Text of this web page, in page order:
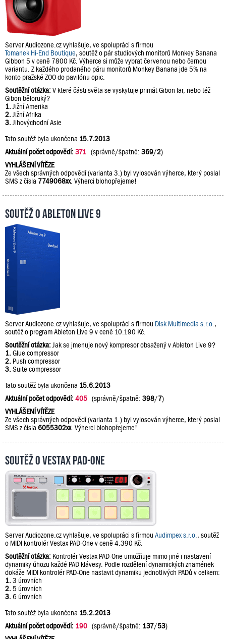
Server Audiozone.cz vyhlašuje, ve spolupráci s firmou
Tomanek Hi-End Boutique, soutěž o pár studiových monitorů Monkey Banana
Gibbon 5 v ceně 7800 Kč. Výherce si může vybrat červenou nebo černou
variantu. Z každého prodaného páru monitorů Monkey Banana jde 5% na
konto pražské ZOO do pavilónu opic.
Soutěžní otázka:V které části světa se vyskytuje primát Gibon lar, nebo též
Gibon běloruký?
1. Jižní Amerika
2. Jižní Afrika
3. Jihovýchodní Asie
Tato soutěž byla ukončena 15.7.2013
Aktuální počet odpovědí:371 (správně/špatně: 369/2)
VYHLÁŠENÍ VÍTĚZE
Ze všech správných odpovědí (varianta 3.) byl vylosován výherce, který poslal
SMS z čísla 7749068xx. Výherci blohopřejeme!
Soutěž o Ableton Live 9
Server Audiozone.cz vyhlašuje, ve spolupráci s firmou Disk Multimedia s.r.o. ,
soutěž o program Ableton Live 9 v ceně 10.190 Kč.
Soutěžní otázka: Jak se jmenuje nový kompresor obsažený v Ableton Live 9?
1. Glue compressor
2. Push compressor
3. Suite compressor
Tato soutěž byla ukončena 15.6.2013
Aktuální počet odpovědí:405 (správně/špatně: 398/7)
VYHLÁŠENÍ VÍTĚZE
Ze všech správných odpovědí (varianta 1.) byl vylosován výherce, který poslal
SMS z čísla 6055302xx. Výherci blohopřejeme!
Soutěž o Vestax PAD-One
Server Audiozone.cz vyhlašuje, ve spolupráci s firmou Audimpex s.r.o. , soutěž
o MIDI kontrolér Vestax PAD-One v ceně 4.390 Kč.
Soutěžní otázka: Kontrolér Vestax PAD-One umožňuje mimo jiné i nastavení
dynamiky úhozu každé PAD klávesy. Podle rozdělení dynamických znamének
dokáže MIDI kontrolér PAD-One nastavit dynamiku jednotlivých PADů v celkem:
1. 3 úrovních
2. 5 úrovních
3. 6 úrovních
Tato soutěž byla ukončena 15.2.2013
Aktuální počet odpovědí: 190 (správně/špatně: 137/53)